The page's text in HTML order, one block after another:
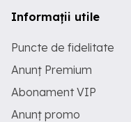
Informații utile
Puncte de fidelitate
Anunț Premium
Abonament VIP
Anunț promo